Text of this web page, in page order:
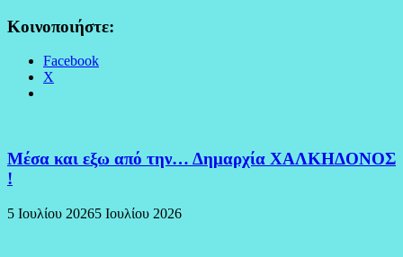
Κοινοποιήστε:
Facebook
X
Μέσα και εξω από την… Δημαρχία ΧΑΛΚΗΔΟΝΟΣ
!
5 Ιουλίου 20265 Ιουλίου 2026